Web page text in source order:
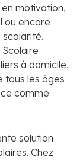
motivation,
ou encore
Scolaire
à domicile,
tous les âges
comme
solution
Chez